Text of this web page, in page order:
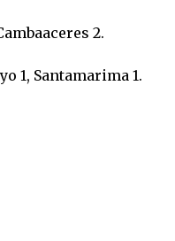
2.
1, Santamarima 1.